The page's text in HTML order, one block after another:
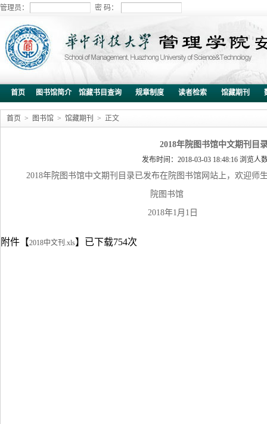
管理员： 密 码：
首页 图书馆简介 馆藏书目查询 规章制度 读者检索 馆藏期刊
首页 > 图书馆 > 馆藏期刊 > 正文
2018年院图书馆中文期刊目
发布时间：2018-03-03 18:48:16 浏览人
2018年院图书馆中文期刊目录已发布在院图书馆网站上，欢迎师
院图书馆
2018年1月1日
附件【2018中文刊.xls】已下载754次